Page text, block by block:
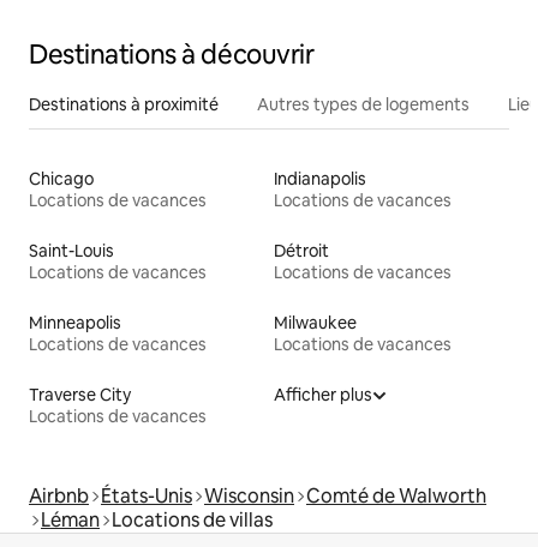
Destinations à découvrir
Destinations à proximité Autres types de logements
Chicago
Locations de vacances
Indianapolis
Locations de vacances
Saint-Louis
Locations de vacances
Détroit
Locations de vacances
Minneapolis
Locations de vacances
Milwaukee
Locations de vacances
Traverse City
Locations de vacances
Afficher plus
Airbnb États-Unis Wisconsin Comté de Walworth
Léman Locations de villas